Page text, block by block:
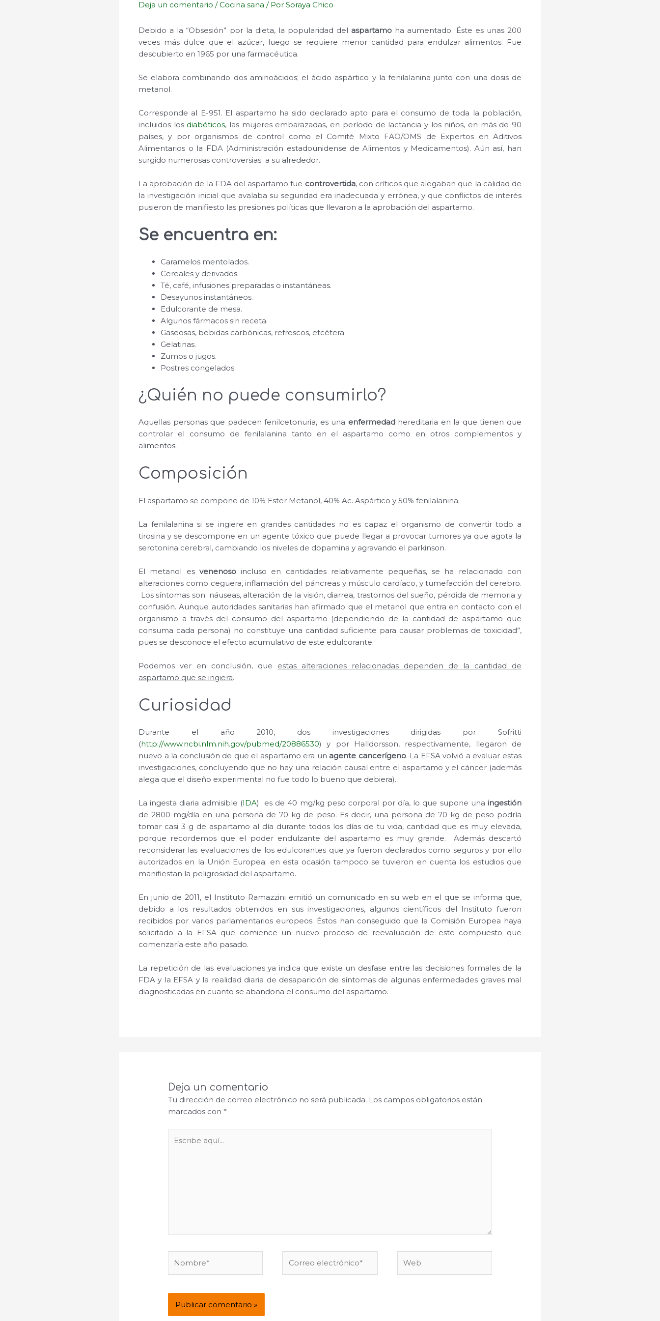
Deja un comentario /Cocina sana / PorSoraya Chico
Debido a la “Obsesión” por la dieta, la popularidad del aspartamo ha aumentado. Éste es unas 200
veces más dulce que el azúcar, luego se requiere menor cantidad para endulzar alimentos. Fue
descubierto en 1965 por una farmacéutica.
Se elabora combinando dos aminoácidos; el ácido aspártico y la fenilalanina junto con una dosis de
metanol.
Corresponde al E-951. El aspartamo ha sido declarado apto para el consumo de toda la población,
incluidos los diabéticos, las mujeres embarazadas, en período de lactancia y los niños, en más de 90
países, y por organismos de control como el Comité Mixto FAO/OMS de Expertos en Aditivos
Alimentarios o la FDA (Administración estadounidense de Alimentos y Medicamentos). Aún así, han
surgido numerosas controversias a su alrededor.
La aprobación de la FDA del aspartamo fue controvertida, con críticos que alegaban que la calidad de
la investigación inicial que avalaba su seguridad era inadecuada y errónea, y que conflictos de interés
pusieron de manifiesto las presiones políticas que llevaron a la aprobación del aspartamo.
Se encuentra en:
Caramelos mentolados.
Cereales y derivados.
Té, café, infusiones preparadas o instantáneas.
Desayunos instantáneos.
Edulcorante de mesa.
Algunos fármacos sin receta.
Gaseosas, bebidas carbónicas, refrescos, etcétera.
Gelatinas.
Zumos o jugos.
Postres congelados.
¿Quién no puede consumirlo?
Aquellas personas que padecen fenilcetonuria, es una enfermedadhereditaria en la que tienen que
controlar el consumo de fenilalanina tanto en el aspartamo como en otros complementos y
alimentos.
Composición
El aspartamo se compone de 10% Ester Metanol, 40% Ac. Aspártico y 50% fenilalanina.
La fenilalanina si se ingiere en grandes cantidades no es capaz el organismo de convertir todo a
tirosina y se descompone en un agente tóxico que puede llegar a provocar tumores ya que agota la
serotonina cerebral, cambiando los niveles de dopamina y agravando el parkinson.
El metanol es venenosoincluso en cantidades relativamente pequeñas, se ha relacionado con
alteraciones como ceguera, inflamación del páncreas y músculo cardíaco, y tumefacción del cerebro.
Los síntomas son: náuseas, alteración de la visión, diarrea, trastornos del sueño, pérdida de memoria y
confusión. Aunque autoridades sanitarias han afirmado que el metanol que entra en contacto con el
organismo a través del consumo del aspartamo (dependiendo de la cantidad de aspartamo que
consuma cada persona) no constituye una cantidad suficiente para causar problemas de toxicidad”,
pues se desconoce el efecto acumulativo de este edulcorante.
Podemos ver en conclusión, que estas alteraciones relacionadas dependen de la cantidad de
aspartamo que se ingiera.
Curiosidad
Durante el año 2010, dos investigaciones dirigidas por Sofritti
(http://www.ncbi.nlm.nih.gov/pubmed/20886530) y por Halldorsson, respectivamente, llegaron de
nuevo a la conclusión de que el aspartamo era un agente cancerígeno. La EFSA volvió a evaluar estas
investigaciones, concluyendo que no hay una relación causal entre el aspartamo y el cáncer (además
alega que el diseño experimental no fue todo lo bueno que debiera).
La ingesta diaria admisible (IDA) es de 40 mg/kg peso corporal por día, lo que supone una ingestión
de 2800 mg/día en una persona de 70 kg de peso. Es decir, una persona de 70 kg de peso podría
tomar casi 3 g de aspartamo al día durante todos los días de tu vida, cantidad que es muy elevada,
porque recordemos que el poder endulzante del aspartamo es muy grande. Además descartó
reconsiderar las evaluaciones de los edulcorantes que ya fueron declarados como seguros y por ello
autorizados en la Unión Europea; en esta ocasión tampoco se tuvieron en cuenta los estudios que
manifiestan la peligrosidad del aspartamo.
En junio de 2011, el Instituto Ramazzini emitió un comunicado en su web en el que se informa que,
debido a los resultados obtenidos en sus investigaciones, algunos científicos del Instituto fueron
recibidos por varios parlamentarios europeos. Éstos han conseguido que la Comisión Europea haya
solicitado a la EFSA que comience un nuevo proceso de reevaluación de este compuesto que
comenzaría este año pasado.
La repetición de las evaluaciones ya indica que existe un desfase entre las decisiones formales de la
FDA y la EFSA y la realidad diaria de desaparición de síntomas de algunas enfermedades graves mal
diagnosticadas en cuanto se abandona el consumo del aspartamo.
Deja un comentario
Tu dirección de correo electrónico no será publicada. Los campos obligatorios están
marcados con *
aquí...
electrónico*